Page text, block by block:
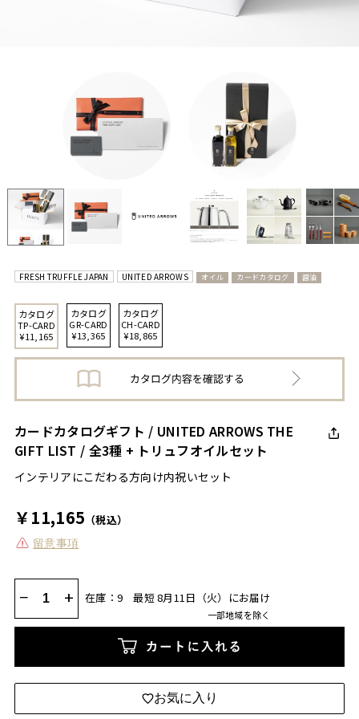
FRESH TRUFFLE JAPAN UNITED ARROWS オイル カードカタログ 醤油
カタログ
TP-CARD
¥11,165
カタログ
GR-CARD
¥13,365
カタログ
CH-CARD
¥18,865
カードカタログギフト / UNITED ARROWS THE
GIFT LIST / 全3種 + トリュフオイルセット
インテリアにこだわる方向け内祝いセット
￥11,165 （税込）
留意事項
− + 在庫：9 最短 8月11日（火）にお届け
一部地域を除く
カートに入れる
お気に入り